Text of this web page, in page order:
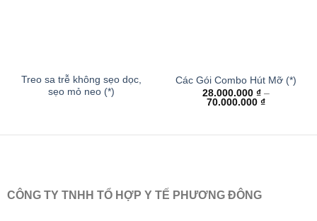
Treo sa trễ không sẹo dọc,
sẹo mỏ neo (*)
Các Gói Combo Hút Mỡ (*)
28.000.000 ₫ –
70.000.000 ₫Khoảng
đến
CÔNG TY TNHH TỔ HỢP Y TẾ PHƯƠNG ĐÔNG